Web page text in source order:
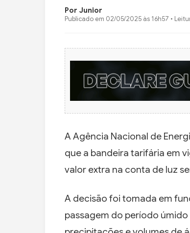
Por Junior
Publicado em 02/05/2025 às 16h57 •
A Agência Nacional de
que a bandeira tarifária em
valor extra na conta de luz
A decisão foi tomada em
passagem do período